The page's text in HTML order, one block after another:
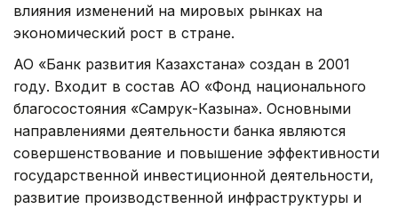
влияния изменений на мировых рынках на
экономический рост в стране.
АО «Банк развития Казахстана» создан в 2001
году. Входит в состав АО «Фонд национального
благосостояния «Самрук-Казына». Основными
направлениями деятельности банка являются
совершенствование и повышение эффективности
государственной инвестиционной деятельности,
развитие производственной инфраструктуры и